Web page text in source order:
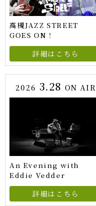
高槻JAZZ STREET
GOES ON !
詳細はこちら
2026 3.28 ON AIR
An Evening with
Eddie Vedder
詳細はこちら